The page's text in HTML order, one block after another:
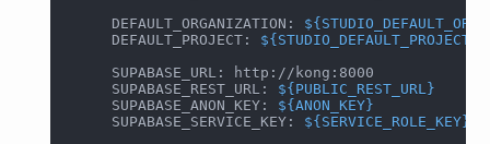
     DEFAULT_ORGANIZATION:
     DEFAULT_PROJECT:
${STUDIO_DEFAULT_PROJECT}
     SUPABASE_URL: http://kong:8000
     SUPABASE_REST_URL:
${PUBLIC_REST_URL}
     SUPABASE_ANON_KEY:
${ANON_KEY}
     SUPABASE_SERVICE_KEY:
${SERVICE_ROLE_KEY}